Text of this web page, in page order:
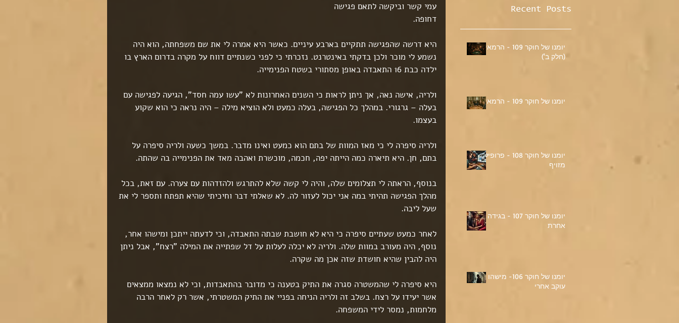
Recent Posts
יומנו של חוקר 109 - הרמאי
(חלק ב')
יומנו של חוקר 109 - הרמאי
יומנו של חוקר 108 - פרופיל
מזויף
יומנו של חוקר 107 - בגידה
אחרת
יומנו של חוקר 106- מישהו
עוקב אחרי
עמי קשר וביקשה לתאם פגישה
דחופה.
היא דרשה שהפגישה תתקיים בארבע עיניים. כאשר היא אמרה לי את שם משפחתה, הוא היה
נשמע לי מוכר ולכן בדקתי באינטרנט. נזכרתי כי לפני כשנתיים דווח על מקרה בדרום הארץ בו
ילדה כבת 16 התאבדה באופן מסתורי בשטח הפנימייה.
ולריה, אישה נאה, אך ניתן לראות כי השנים האחרונות לא "עשו עמה חסד", הגיעה לפגישה עם
בעלה – גרגורי. במהלך כל הפגישה, בעלה כמעט ולא הוציא מילה – היה נראה כי הוא שקוע
בעצמו.
ולריה סיפרה לי כי מאז המוות של בתם הוא כמעט ואינו מדבר. במשך כשעה ולריה סיפרה על
בתם, חן. היא תיארה כמה הייתה יפה, חכמה, מוכשרת ואהבה מאד את הפנימייה בה שהתה.
בנוסף, הראתה לי תצלומים שלה, והיה לי קשה שלא להתרגש ולהזדהות עם צערה. עם זאת, בכל
מהלך הפגישה תהיתי במה אני יכול לעזור לה. לא שאלתי דבר וחיכיתי שהיא תפתח ותספר לי את
שעל ליבה.
לאחר כמעט שעתיים סיפרה כי היא לא חושבת שבתה התאבדה, וכי לדעתה ייתכן ומישהו אחר,
נוסף, היה מעורב במוות שלה. ולריה לא יכלה לעלות על דל שפתייה את המילה "רצח", אבל ניתן
היה להבין שהיא חושדת שזה אכן מה שקרה.
היא סיפרה לי שהמשטרה סגרה את התיק בטענה כי מדובר בהתאבדות, וכי לא נמצאו ממצאים
אשר יעידו על רצח. בשלב זה ולריה הניחה בפניי את התיק המשטרתי, אשר רק לאחר הרבה
מלחמות, נמסר לידי המשפחה.